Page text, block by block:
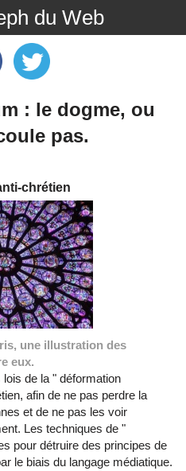
du Web
: le dogme, ou
pas.
chrétien
une illustration des
eux.
de la " déformation
afin de ne pas perdre la
et de ne pas les voir
Les techniques de "
pour détruire des principes de
le biais du langage médiatique.